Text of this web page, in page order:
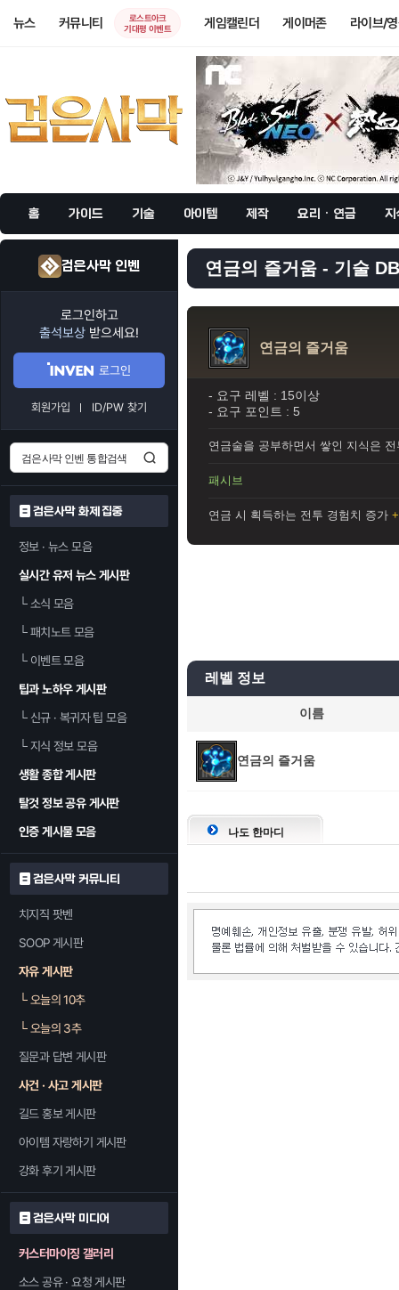
뉴스 커뮤니티
로스트아크
기대평 이벤트
게임캘린더 게이머존 라이브/
홈 가이드 기술 아이템 제작 요리 · 연금 지
검은사막 인벤
로그인하고
출석보상 받으세요!
로그인
회원가입 ID/PW 찾기
검은사막 화제 집중
정보 · 뉴스 모음
실시간 유저 뉴스 게시판
└소식 모음
└패치노트 모음
└이벤트 모음
팁과 노하우 게시판
└신규 · 복귀자 팁 모음
└지식 정보 모음
생활 종합 게시판
탈것 정보 공유 게시판
인증 게시물 모음
검은사막 커뮤니티
치지직 팟벤
SOOP 게시판
자유 게시판
└오늘의 10추
└오늘의 3추
질문과 답변 게시판
사건 · 사고 게시판
길드 홍보 게시판
아이템 자랑하기 게시판
강화 후기 게시판
검은사막 미디어
커스터마이징 갤러리
소스 공유 · 요청 게시판
연금의 즐거움 - 기술 DB
연금의 즐거움
- 요구 레벨 : 15이상
- 요구 포인트 : 5
연금술을 공부하면서 쌓인 지식은
패시브
연금 시 획득하는 전투 경험치 증가
레벨 정보
이름
연금의 즐거움
나도 한마디